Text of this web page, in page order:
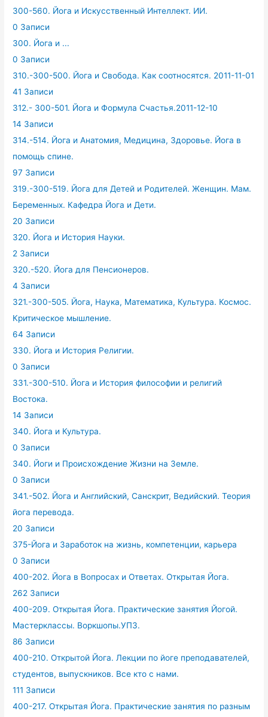
300-560. Йога и Искусственный Интеллект. ИИ.
0 Записи
300. Йога и ...
0 Записи
310.-300-500. Йога и Свобода. Как соотносятся. 2011-11-01
41 Записи
312.- 300-501. Йога и Формула Счастья.2011-12-10
14 Записи
314.-514. Йога и Анатомия, Медицина, Здоровье. Йога в
помощь спине.
97 Записи
319.-300-519. Йога для Детей и Родителей. Женщин. Мам.
Беременных. Кафедра Йога и Дети.
20 Записи
320. Йога и История Науки.
2 Записи
320.-520. Йога для Пенсионеров.
4 Записи
321.-300-505. Йога, Наука, Математика, Культура. Космос.
Критическое мышление.
64 Записи
330. Йога и История Религии.
0 Записи
331.-300-510. Йога и История философии и религий
Востока.
14 Записи
340. Йога и Культура.
0 Записи
340. Йоги и Происхождение Жизни на Земле.
0 Записи
341.-502. Йога и Английский, Санскрит, Ведийский. Теория
йога перевода.
20 Записи
375-Йога и Заработок на жизнь, компетенции, карьера
0 Записи
400-202. Йога в Вопросах и Ответах. Открытая Йога.
262 Записи
400-209. Открытая Йога. Практические занятия Йогой.
Мастерклассы. Воркшопы.УПЗ.
86 Записи
400-210. Открытой Йога. Лекции по йоге преподавателей,
студентов, выпускников. Все кто с нами.
111 Записи
400-217. Открытая Йога. Практические занятия по разным